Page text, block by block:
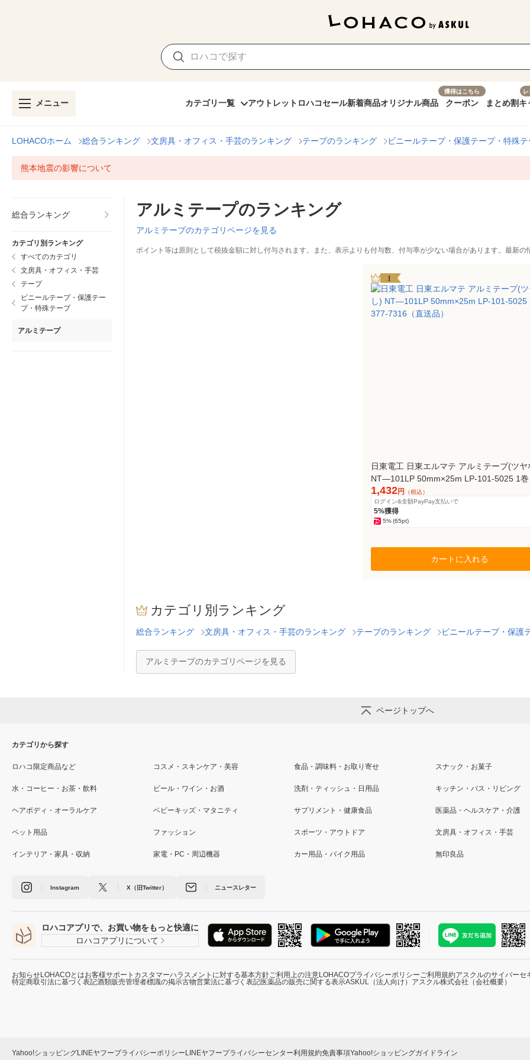
メニュー カテゴリ一覧 アウトレット ロハコセール新着商品オリジナル商品
獲得はこちら
クーポン まとめ割キ
LOHACOホーム 総合ランキング 文房具・オフィス・手芸のランキング テープのランキング ビニールテープ・保護テープ・特殊
熊本地震の影響について
総合ランキング
カテゴリ別ランキング
すべてのカテゴリ
文房具・オフィス・手芸
テープ
ビニールテープ・保護テー
プ・特殊テープ
アルミテープ
アルミテープのランキング
アルミテープのカテゴリページを見る
ポイント等は原則として税抜金額に対し付与されます。また、表示よりも付与数、付与率が少ない場合があります。最新の
1
日東電工 日東エルマテ アルミテープ(ツヤ
NT―101LP 50mm×25m LP-101-5025 1巻
7316（直送品）
1,432円
（税込）
ログイン&全額PayPay支払いで
5%獲得
5%(65pt)
カートに入れる
カテゴリ別ランキング
総合ランキング 文房具・オフィス・手芸のランキング テープのランキング ビニールテープ・保護
アルミテープのカテゴリページを見る
ページトップへ
カテゴリから探す
ロハコ限定商品など コスメ・スキンケア・美容 食品・調味料・お取り寄せ スナック・お菓子
水・コーヒー・お茶・飲料 ビール・ワイン・お酒 洗剤・ティッシュ・日用品 キッチン・バス・リビング
ヘアボディ・オーラルケア ベビーキッズ・マタニティ サプリメント・健康食品 医薬品・ヘルスケア・介護
ペット用品 ファッション スポーツ・アウトドア 文房具・オフィス・手芸
インテリア・家具・収納 家電・PC・周辺機器 カー用品・バイク用品 無印良品
Instagram X（旧Twitter） ニュースレター
ロハコアプリで、お買い物をもっと快適に
ロハコアプリについて
お知らせLOHACOとはお客様サポート カスタマーハラスメントに対する基本方針ご利用上の注意LOHACOプライバシーポリシーご利用規約アスクルのサイバーセ
特定商取引法に基づく表記酒類販売管理者標識の掲示古物営業法に基づく表記医薬品の販売に関する表示ASKUL（法人向け） アスクル株式会社（会社概要）
Yahoo!ショッピングLINEヤフープライバシーポリシー LINEヤフープライバシーセンター利用規約免責事項Yahoo!ショッピングガイドライン